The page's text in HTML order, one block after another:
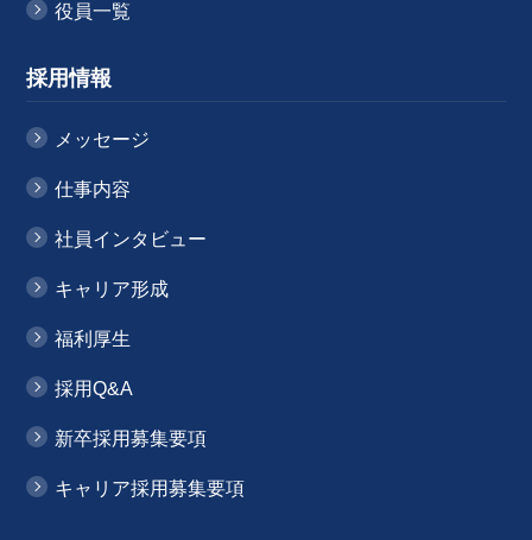
役員一覧
採用情報
メッセージ
仕事内容
社員インタビュー
キャリア形成
福利厚生
採用Q&A
新卒採用募集要項
キャリア採用募集要項